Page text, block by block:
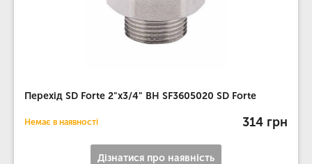
Перехід SD Forte 2"х3/4" ВН SF3605020 SD Forte
Немає в наявності 314 грн
Дізнатися про наявність